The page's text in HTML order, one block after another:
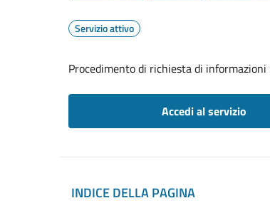
Servizio attivo
Procedimento di richiesta di
Accedi al servizio
INDICE DELLA PAGINA